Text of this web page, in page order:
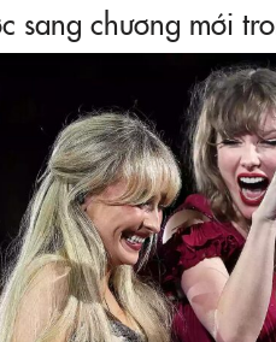
sang chương mới